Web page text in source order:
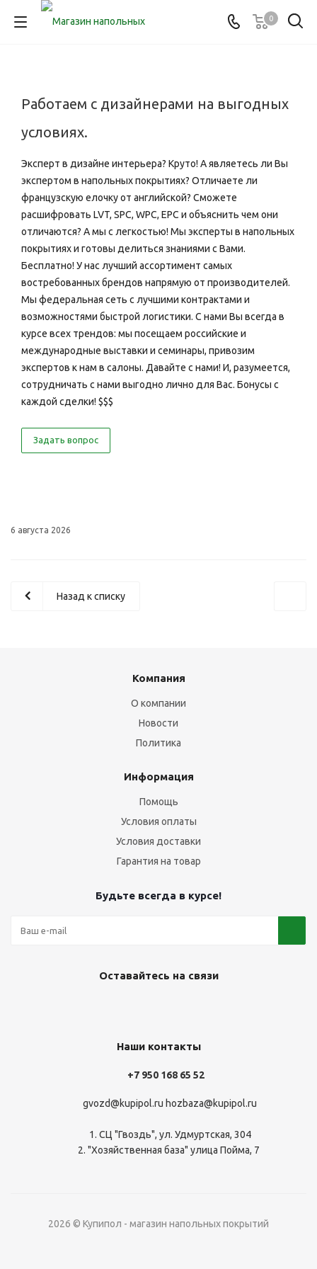
0
Работаем с дизайнерами на выгодных
условиях.
Эксперт в дизайне интерьера? Круто! А являетесь ли Вы
экспертом в напольных покрытиях? Отличаете ли
французскую елочку от английской? Сможете
расшифровать LVT, SPC, WPC, EPC и объяснить чем они
отличаются? А мы с легкостью! Мы эксперты в напольных
покрытиях и готовы делиться знаниями с Вами.
Бесплатно! У нас лучший ассортимент самых
востребованных брендов напрямую от производителей.
Мы федеральная сеть с лучшими контрактами и
возможностями быстрой логистики. С нами Вы всегда в
курсе всех трендов: мы посещаем российские и
международные выставки и семинары, привозим
экспертов к нам в салоны. Давайте с нами! И, разумеется,
сотрудничать с нами выгодно лично для Вас. Бонусы с
каждой сделки! $$$
Задать вопрос
6 августа 2026
Назад к списку
Компания
О компании
Новости
Политика
Информация
Помощь
Условия оплаты
Условия доставки
Гарантия на товар
Будьте всегда в курсе!
Оставайтесь на связи
Наши контакты
+7 950 168 65 52
gvozd@kupipol.ru hozbaza@kupipol.ru
1. СЦ "Гвоздь", ул. Удмуртская, 304
2. "Хозяйственная база" улица Пойма, 7
2026 © Купипол - магазин напольных покрытий